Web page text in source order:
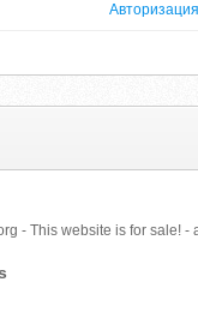
Авторизация
- This website is for sale! -